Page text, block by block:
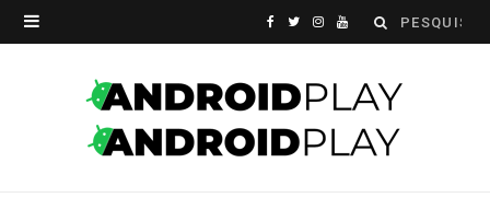
Search
F
c
T
i
t
I Y
u
T